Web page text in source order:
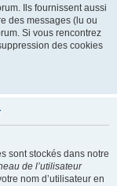
Ils fournissent aussi
des messages (lu ou
Si vous rencontrez
des cookies
sont stockés dans notre
de l’utilisateur
nom d’utilisateur en